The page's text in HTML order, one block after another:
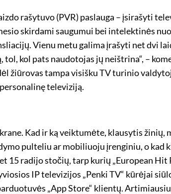
rašytuvo (PVR) paslauga – įsirašyti
skirdami saugumui bei intelektinės
Vienu metu galima įrašyti net dvi
kol pats naudotojas jų neištrina“, –
žiūrovas tampa visišku TV turinio
televiziją.
Kad ir ką veiktumėte, klausytis
pulteliu ar mobiliuoju įrenginiu, o
radijo stočių, tarp kurių „European Hit
IP televizijos „Penki TV“ kūrėjai
„App Store“ klientų.